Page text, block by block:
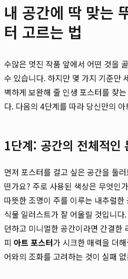
내 공간에 딱 맞는
터 고르는 법
수많은 멋진 작품 앞에서 어떤 것을
수 있습니다. 하지만 몇 가지 기준만
벽하게 보완해 줄 인생 포스터를 찾
다. 다음의 4단계를 따라 당신만의
1단계: 공간의 전체적인
먼저 포스터를 걸고 싶은 공간을 둘
떤가요? 주로 사용된 색상은 무엇인
따뜻한 조명이 주를 이루는 내추럴
식물 일러스트가 잘 어울릴 것입니
던하고 미니멀한 공간이라면 간결한
피 아트 포스터가 시크한 매력을 더
어와의 조화를 고려하는 것이 실패